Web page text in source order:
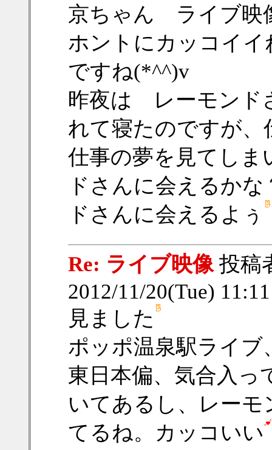
京ちゃん ライブ映
ホントにカッコイ
ですね(*^^)v
昨夜は レーモンド
れて寝たのですが
仕事の夢を見てしま
ドさんに会えるかな
ドさんに会えるよぅ
Re: ライブ映像投稿
2012/11/20(Tue)
見ました
ポッポ温泉駅ライブ
東日本偏、気合入っ
いてあるし、レー
てるね。カッコいい